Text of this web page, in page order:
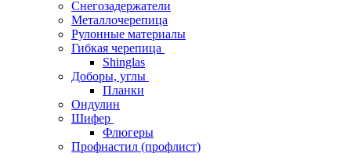
Снегозадержатели
Металлочерепица
Рулонные материалы
Гибкая черепица
Shinglas
Доборы, углы
Планки
Ондулин
Шифер
Флюгеры
Профнастил (профлист)